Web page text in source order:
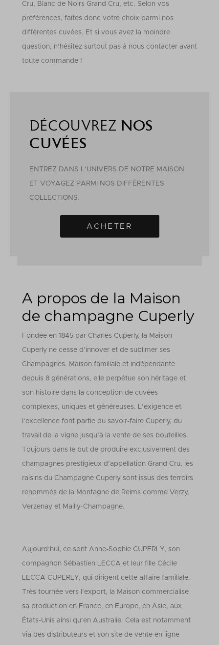
Cru, Blanc de Noirs Grand Cru, etc. Selon vos
préférences, faites donc votre choix parmi nos
différentes cuvées. Et si vous avez la moindre
question, n’hésitez surtout pas à nous contacter avant
toute commande !
DÉCOUVREZ NOS
CUVÉES
ENTREZ DANS L’UNIVERS DE NOTRE MAISON
ET VOYAGEZ PARMI NOS DIFFÉRENTES
COLLECTIONS.
ACHETER
A propos de la Maison
de champagne Cuperly
Fondée en 1845 par Charles Cuperly, la Maison
Cuperly ne cesse d’innover et de sublimer ses
Champagnes. Maison familiale et indépendante
depuis 8 générations, elle perpétue son héritage et
son histoire dans la conception de cuvées
complexes, uniques et généreuses. L’exigence et
l’excellence font partie du savoir-faire Cuperly, du
travail de la vigne jusqu’à la vente de ses bouteilles.
Toujours dans le but de produire exclusivement des
champagnes prestigieux d’appellation Grand Cru, les
raisins du Champagne Cuperly sont issus des terroirs
renommés de la Montagne de Reims comme Verzy,
Verzenay et Mailly-Champagne.
Aujourd’hui, ce sont Anne-Sophie CUPERLY, son
compagnon Sébastien LECCA et leur fille Cécile
LECCA CUPERLY, qui dirigent cette affaire familiale.
Très tournée vers l’export, la Maison commercialise
sa production en France, en Europe, en Asie, aux
États-Unis ainsi qu’en Australie. Cela est notamment
via des distributeurs et son site de vente en ligne